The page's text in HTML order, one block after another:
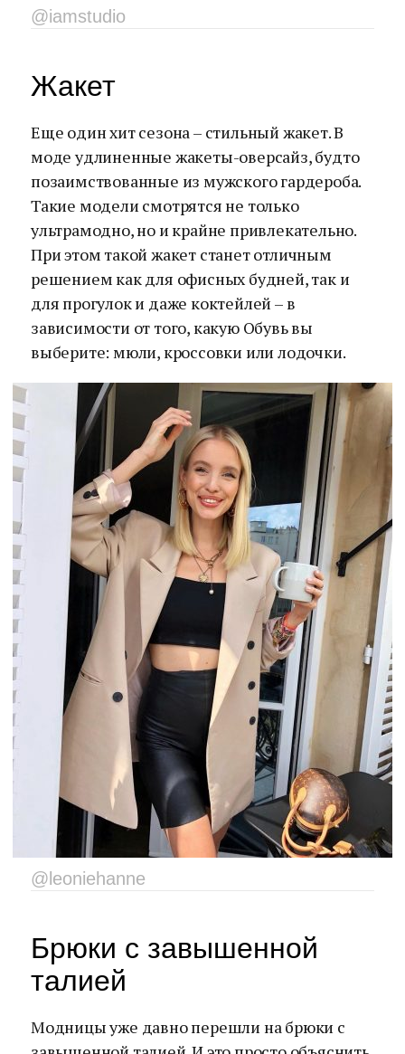
@iamstudio
Жакет
Еще один хит сезона – стильный жакет. В
моде удлиненные жакеты-оверсайз, будто
позаимствованные из мужского гардероба.
Такие модели смотрятся не только
ультрамодно, но и крайне привлекательно.
При этом такой жакет станет отличным
решением как для офисных будней, так и
для прогулок и даже коктейлей – в
зависимости от того, какую Обувь вы
выберите: мюли, кроссовки или лодочки.
@leoniehanne
Брюки с завышенной
талией
Модницы уже давно перешли на брюки с